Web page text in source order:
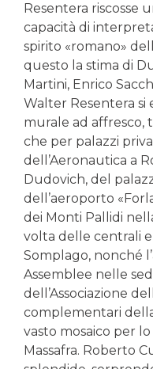
Resentera riscosse
capacità di
spirito «romano»
questo la stima di
Martini, Enrico
Walter Resentera si
murale ad affresco,
che per palazzi
dell’Aeronautica a
Dudovich, del
dell’aeroporto
dei Monti Pallidi
volta delle centrali
Somplago, nonché
Assemblee nelle
dell’Associazione
complementari
vasto mosaico per
Massafra. Roberto